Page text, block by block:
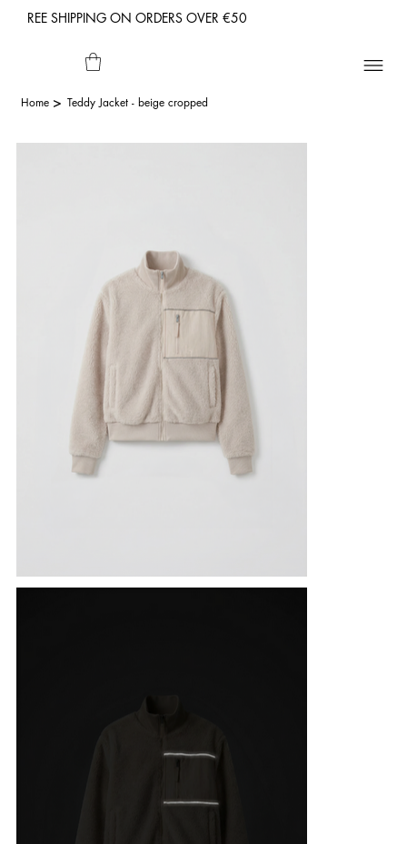
REE SHIPPING ON ORDERS OVER €50
Home > Teddy Jacket - beige cropped